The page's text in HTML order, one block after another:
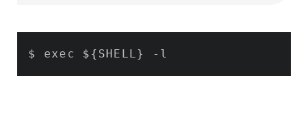
$ exec ${SHELL} -l